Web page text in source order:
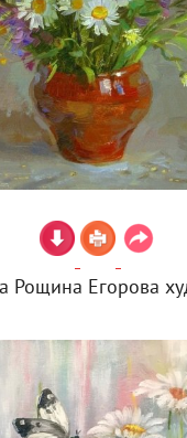
Рощина Егорова